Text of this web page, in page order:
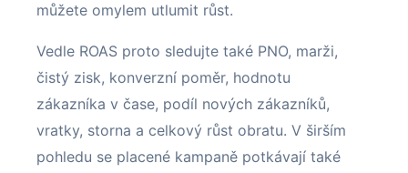
můžete omylem utlumit růst.
Vedle ROAS proto sledujte také PNO, marži,
čistý zisk, konverzní poměr, hodnotu
zákazníka v čase, podíl nových zákazníků,
vratky, storna a celkový růst obratu. V širším
pohledu se placené kampaně potkávají také